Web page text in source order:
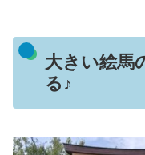
大きい絵馬
る♪